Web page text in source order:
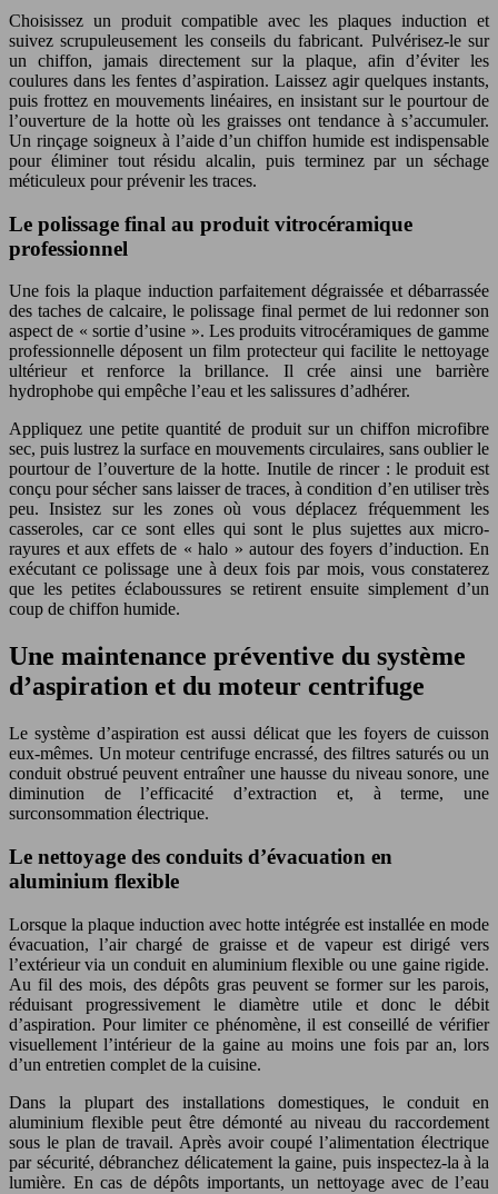
Choisissez un produit compatible avec les plaques induction et
suivez scrupuleusement les conseils du fabricant. Pulvérisez-le sur
un chiffon, jamais directement sur la plaque, afin d’éviter les
coulures dans les fentes d’aspiration. Laissez agir quelques instants,
puis frottez en mouvements linéaires, en insistant sur le pourtour de
l’ouverture de la hotte où les graisses ont tendance à s’accumuler.
Un rinçage soigneux à l’aide d’un chiffon humide est indispensable
pour éliminer tout résidu alcalin, puis terminez par un séchage
méticuleux pour prévenir les traces.
Le polissage final au produit vitrocéramique
professionnel
Une fois la plaque induction parfaitement dégraissée et débarrassée
des taches de calcaire, le polissage final permet de lui redonner son
aspect de « sortie d’usine ». Les produits vitrocéramiques de gamme
professionnelle déposent un film protecteur qui facilite le nettoyage
ultérieur et renforce la brillance. Il crée ainsi une barrière
hydrophobe qui empêche l’eau et les salissures d’adhérer.
Appliquez une petite quantité de produit sur un chiffon microfibre
sec, puis lustrez la surface en mouvements circulaires, sans oublier le
pourtour de l’ouverture de la hotte. Inutile de rincer : le produit est
conçu pour sécher sans laisser de traces, à condition d’en utiliser très
peu. Insistez sur les zones où vous déplacez fréquemment les
casseroles, car ce sont elles qui sont le plus sujettes aux micro-
rayures et aux effets de « halo » autour des foyers d’induction. En
exécutant ce polissage une à deux fois par mois, vous constaterez
que les petites éclaboussures se retirent ensuite simplement d’un
coup de chiffon humide.
Une maintenance préventive du système
d’aspiration et du moteur centrifuge
Le système d’aspiration est aussi délicat que les foyers de cuisson
eux-mêmes. Un moteur centrifuge encrassé, des filtres saturés ou un
conduit obstrué peuvent entraîner une hausse du niveau sonore, une
diminution de l’efficacité d’extraction et, à terme, une
surconsommation électrique.
Le nettoyage des conduits d’évacuation en
aluminium flexible
Lorsque la plaque induction avec hotte intégrée est installée en mode
évacuation, l’air chargé de graisse et de vapeur est dirigé vers
l’extérieur via un conduit en aluminium flexible ou une gaine rigide.
Au fil des mois, des dépôts gras peuvent se former sur les parois,
réduisant progressivement le diamètre utile et donc le débit
d’aspiration. Pour limiter ce phénomène, il est conseillé de vérifier
visuellement l’intérieur de la gaine au moins une fois par an, lors
d’un entretien complet de la cuisine.
Dans la plupart des installations domestiques, le conduit en
aluminium flexible peut être démonté au niveau du raccordement
sous le plan de travail. Après avoir coupé l’alimentation électrique
par sécurité, débranchez délicatement la gaine, puis inspectez-la à la
lumière. En cas de dépôts importants, un nettoyage avec de l’eau